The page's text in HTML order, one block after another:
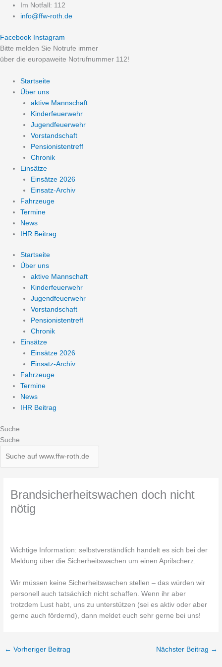
Zum
Inhalt
Im Notfall: 112
info@ffw-roth.de
Facebook Instagram
Bitte melden Sie Notrufe immer
über die europaweite Notrufnummer 112!
Startseite
Über uns
aktive Mannschaft
Kinderfeuerwehr
Jugendfeuerwehr
Vorstandschaft
Pensionistentreff
Chronik
Einsätze
Einsätze 2026
Einsatz-Archiv
Fahrzeuge
Termine
News
IHR Beitrag
Startseite
Über uns
aktive Mannschaft
Kinderfeuerwehr
Jugendfeuerwehr
Vorstandschaft
Pensionistentreff
Chronik
Einsätze
Einsätze 2026
Einsatz-Archiv
Fahrzeuge
Termine
News
IHR Beitrag
Suche
Suche
Brandsicherheitswachen doch nicht
nötig
Wichtige Information: selbstverständlich handelt es sich bei der
Meldung über die Sicherheitswachen um einen Aprilscherz.
Wir müssen keine Sicherheitswachen stellen – das würden wir
personell auch tatsächlich nicht schaffen. Wenn ihr aber
trotzdem Lust habt, uns zu unterstützen (sei es aktiv oder aber
gerne auch fördernd), dann meldet euch sehr gerne bei uns!
← Vorheriger Beitrag Nächster Beitrag →